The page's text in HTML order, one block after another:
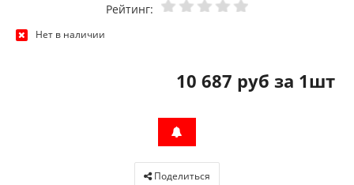
Рейтинг:
Нет в наличии
10 687 руб за 1шт
Поделиться